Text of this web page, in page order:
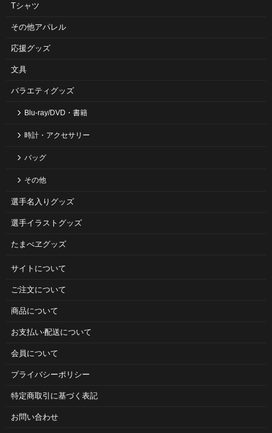
Tシャツ
その他アパレル
応援グッズ
文具
バラエティグッズ
Blu-ray/DVD・書籍
時計・アクセサリー
バッグ
その他
選手名入りグッズ
選手イラストグッズ
たまべヱグッズ
サイトについて
ご注⽂について
商品について
お⽀払い‧配送について
会員について
プライバシーポリシー
特定商取引に基づく表記
お問い合わせ